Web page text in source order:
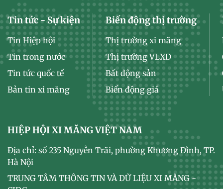
Tin tức - Sự kiện
Tin Hiệp hội
Tin trong nước
Tin tức quốc tế
Bản tin xi măng
Biến động thị trường
Thị trường xi măng
Thị trường VLXD
Bất động sản
Biến động giá
HIỆP HỘI XI MĂNG VIỆT NAM
Địa chỉ: số 235 Nguyễn Trãi, phường Khương Đình, TP.
Hà Nội
TRUNG TÂM THÔNG TIN VÀ DỮ LIỆU XI MĂNG -